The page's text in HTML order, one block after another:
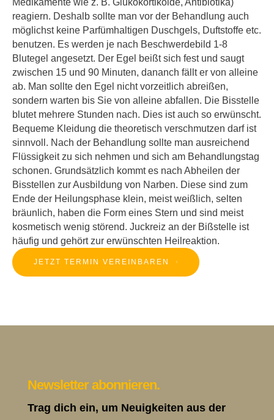
Medikamente wie z. B. Glukokortikoide, Antibiotika)
reagiern. Deshalb sollte man vor der Behandlung auch
möglichst keine Parfümhaltigen Duschgels, Duftstoffe etc.
benutzen. Es werden je nach Beschwerdebild 1-8
Blutegel angesetzt. Der Egel beißt sich fest und saugt
zwischen 15 und 90 Minuten, dananch fällt er von alleine
ab. Man sollte den Egel nicht vorzeitlich abreißen,
sondern warten bis Sie von alleine abfallen. Die Bisstelle
blutet mehrere Stunden nach. Dies ist auch so erwünscht.
Bequeme Kleidung die theoretisch verschmutzen darf ist
sinnvoll. Nach der Behandlung sollte man ausreichend
Flüssigkeit zu sich nehmen und sich am Behandlungstag
schonen. Grundsätzlich kommt es nach Abheilen der
Bisstellen zur Ausbildung von Narben. Diese sind zum
Ende der Heilungsphase klein, meist weißlich, selten
bräunlich, haben die Form eines Stern und sind meist
kosmetisch wenig störend. Juckreiz an der Bißstelle ist
häufig und gehört zur erwünschten Heilreaktion.
JETZT TERMIN VEREINBAREN
Newsletter abonnieren.
Trag dich ein, um Neuigkeiten aus der